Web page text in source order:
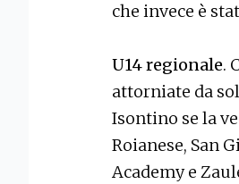
che invece è
U14 regionale.
attorniate da
Isontino se la
Roianese, San
Academy e